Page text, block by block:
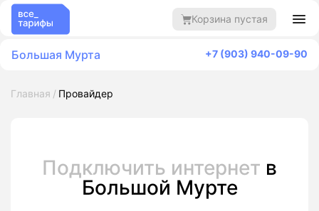
Корзина пустая
Большая Мурта +7 (903) 940-09-90
Главная Провайдер
Подключить интернет в
Большой Мурте